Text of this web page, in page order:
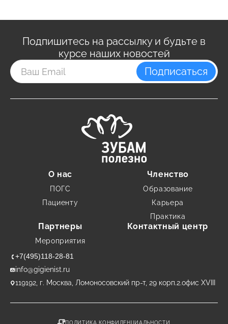
Подпишитесь на рассылку и будьте в
курсе наших новостей
Подписаться
О нас
ПОГС
Пациенту
Членство
Образование
Карьера
Практика
Партнеры
Мероприятия
Контактный центр
+7(495)118-28-81
info@gigienist.ru
119192, г. Москва, Ломоносовский пр-т, 29 корп.2.офис XVIII
ПОЛИТИКА КОНФИДЕНЦИАЛЬНОСТИ